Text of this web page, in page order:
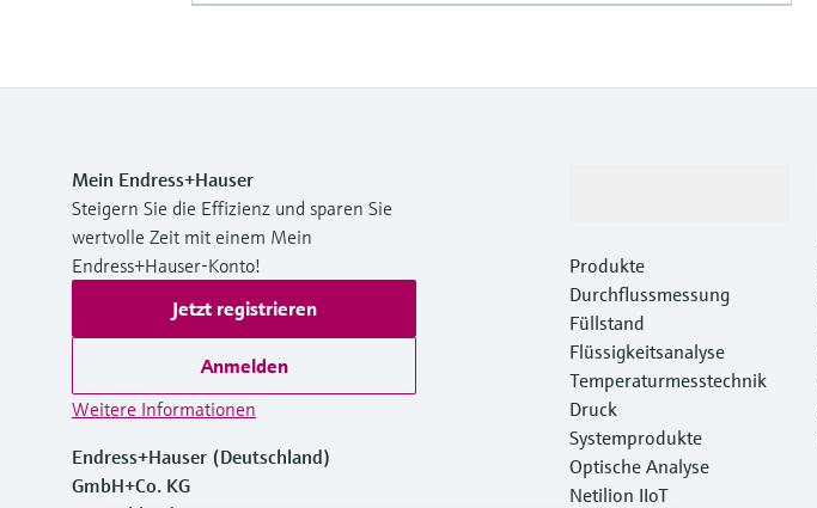
Mein Endress+Hauser
Steigern Sie die Effizienz und sparen Sie
wertvolle Zeit mit einem Mein
Endress+Hauser-Konto!
Jetzt registrieren
Anmelden
Weitere Informationen
Endress+Hauser (Deutschland)
GmbH+Co. KG
Produkte
Durchflussmessung
Füllstand
Flüssigkeitsanalyse
Temperaturmesstechnik
Druck
Systemprodukte
Optische Analyse
Netilion IIoT